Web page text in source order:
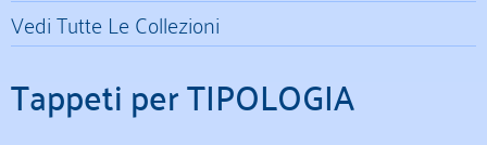
Vedi Tutte Le Collezioni
Tappeti per TIPOLOGIA